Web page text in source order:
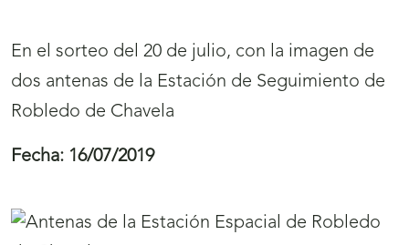
En el sorteo del 20 de julio, con la imagen de
dos antenas de la Estación de Seguimiento de
Robledo de Chavela
Fecha: 16/07/2019